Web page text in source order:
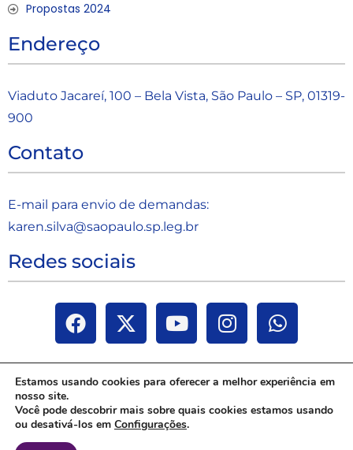
Propostas 2024
Endereço
Viaduto Jacareí, 100 – Bela Vista, São Paulo – SP, 01319-
900
Contato
E-mail para envio de demandas:
karen.silva@saopaulo.sp.leg.br
Redes sociais
Estamos usando cookies para oferecer a melhor experiência em
nosso site.
Você pode descobrir mais sobre quais cookies estamos usando
ou desativá-los em Configurações.